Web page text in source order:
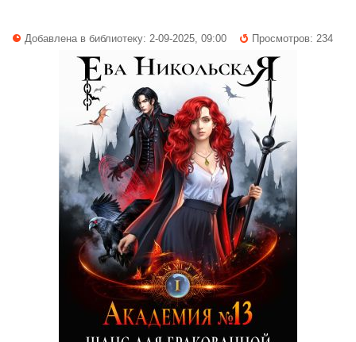
Добавлена в библиотеку: 2-09-2025, 09:00 Просмотров: 234